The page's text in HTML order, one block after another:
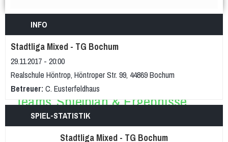
Teams
Grußworte Sporthalle & Anreise
Unterstützer
WDM U15 (Apr 2022)
Teams Spielplan & Ergebnisse
Grußworte Sporthalle & Anreise
Unterstützer
INFO
Stadtliga Mixed - TG Bochum
29.11.2017 - 20:00
Realschule Höntrop, Höntroper Str. 99, 44869 Bochum
Betreuer: C. Eusterfeldhaus
SPIEL-STATISTIK
Stadtliga Mixed - TG Bochum